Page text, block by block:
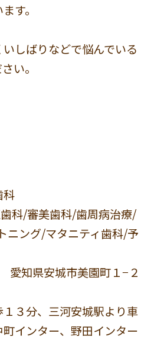
す。
しばりなどで悩んでいる
い。
科
科/審美歯科/歯周病治療/
ニング/マタニティ歯科/予
愛知県安城市美園町１−２
１３分、三河安城駅より車
インター、野田インター